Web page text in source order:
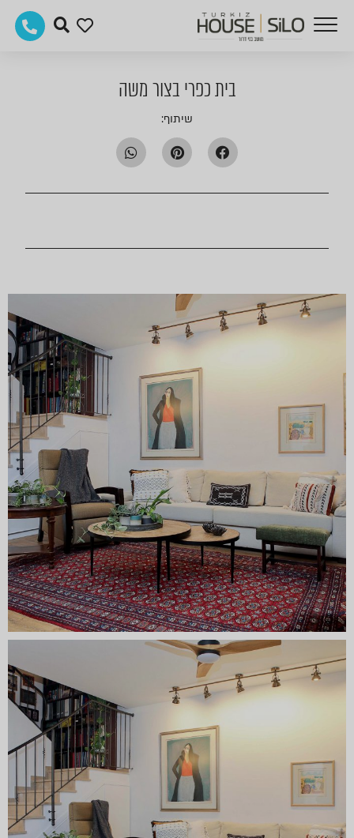
בית כפרי בצור משה
שיתוף: